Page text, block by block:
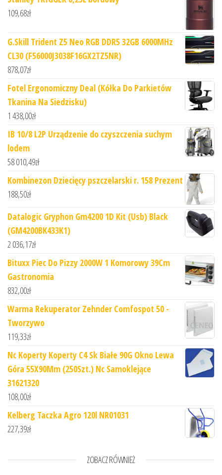
109,68zł
G.Skill Trident Z5 Neo RGB DDR5 32GB 6000MHz
CL30 (F56000J3038F16GX2TZ5NR)
878,07zł
Fotel Ergonomiczny Deal (Kółka Do Parkietów
Tkanina Na Siedzisku)
1 438,00zł
IB 10/8 L2P Urządzenie do czyszczenia suchym
lodem
58 010,49zł
Kombinezon Dziecięcy pszczelarski r. 158 Prezent
188,50zł
Datalogic Gryphon Gm4200 1D Kit (Usb) Black
(GM4200BK433K1)
2 036,17zł
Bituxx Piec Do Pizzy 2000W 1 Komorowy 39Cm
Gastronomia
832,00zł
Warma Rekuperator Zehnder Comfospot 50 -
Tworzywo
119,33zł
Nc Koperty Koperty C4 Sk Białe 90G Okno Lewa
Góra 55X90Mm (250Szt.) Nc Samoklejące
31621320
108,00zł
Kelberg Taczka Agro 120l NR01031
227,39zł
ZOBACZ RÓWNIEŻ